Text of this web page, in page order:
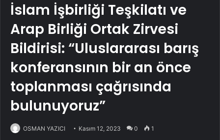
İslam İşbirliği Teşkilatı ve
Arap Birliği Ortak Zirvesi
Bildirisi: “Uluslararası barış
konferansının bir an önce
toplanması çağrısında
bulunuyoruz”
OSMAN YAZICI Kasım 12, 2023 0 1